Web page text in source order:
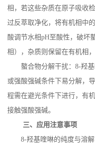
相，若这些杂质在原子吸收
过反萃取净化，将有机相中
酸调节水相pH至酸性，破坏
相），杂质则保留在有机相
螯合物分解干扰： 8-羟
或强酸强碱条件下易分解，
程需在避光条件下进行，有
接触强酸强碱。
三、应用注意事项
8-羟基喹啉的纯度与溶